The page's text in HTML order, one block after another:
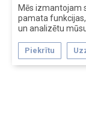
Mēs izmantojam
pamata
un analizētu
Piekrītu